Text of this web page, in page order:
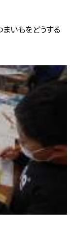
まいもをどうする